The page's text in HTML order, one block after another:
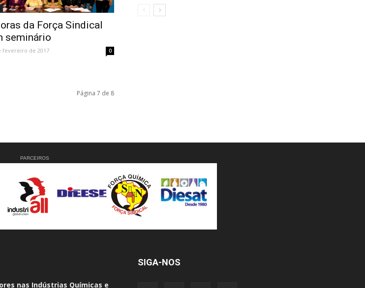
da Força Sindical
seminário
fevereiro de 2017 0
Página 7 de 8
PARCEIROS
nas Indústrias Químicas e
SIGA-NOS